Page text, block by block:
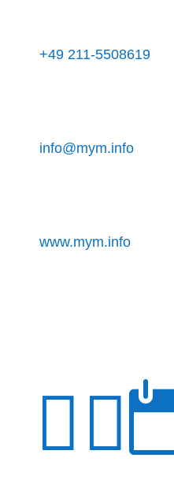
+49 211-5508619
info@mym.info
www.mym.info
 